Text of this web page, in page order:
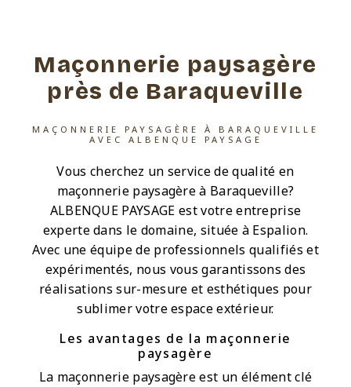
Maçonnerie paysagère
près de Baraqueville
MAÇONNERIE PAYSAGÈRE À BARAQUEVILLE
AVEC ALBENQUE PAYSAGE
Vous cherchez un service de qualité en
maçonnerie paysagère à Baraqueville?
ALBENQUE PAYSAGE est votre entreprise
experte dans le domaine, située à Espalion.
Avec une équipe de professionnels qualifiés et
expérimentés, nous vous garantissons des
réalisations sur-mesure et esthétiques pour
sublimer votre espace extérieur.
Les avantages de la maçonnerie
paysagère
La maçonnerie paysagère est un élément clé